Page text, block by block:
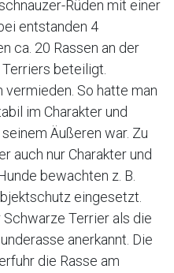
Rüden mit einer
entstanden 4
ca. 20 Rassen an der
beteiligt.
So hatte man
im Charakter und
Äußeren war. Zu
auch nur Charakter und
bewachten z. B.
eingesetzt.
Terrier als die
anerkannt. Die
die Rasse am